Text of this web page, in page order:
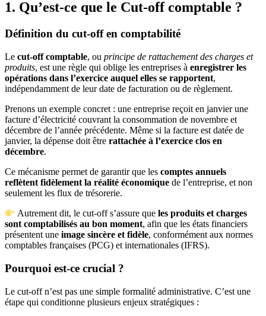
1. Qu’est-ce que le Cut-off comptable ?
Définition du cut-off en comptabilité
Le cut-off comptable, ou principe de rattachement des charges et
produits, est une règle qui oblige les entreprises à enregistrer les
opérations dans l’exercice auquel elles se rapportent,
indépendamment de leur date de facturation ou de règlement.
Prenons un exemple concret : une entreprise reçoit en janvier une
facture d’électricité couvrant la consommation de novembre et
décembre de l’année précédente. Même si la facture est datée de
janvier, la dépense doit être rattachée à l’exercice clos en
décembre.
Ce mécanisme permet de garantir que les comptes annuels
reflètent fidèlement la réalité économique de l’entreprise, et non
seulement les flux de trésorerie.
Autrement dit, le cut-off s’assure queles produits et charges
sont comptabilisés au bon moment, afin que les états financiers
présentent une image sincère et fidèle, conformément aux normes
comptables françaises (PCG) et internationales (IFRS).
Pourquoi est-ce crucial ?
Le cut-off n’est pas une simple formalité administrative. C’est une
étape qui conditionne plusieurs enjeux stratégiques :